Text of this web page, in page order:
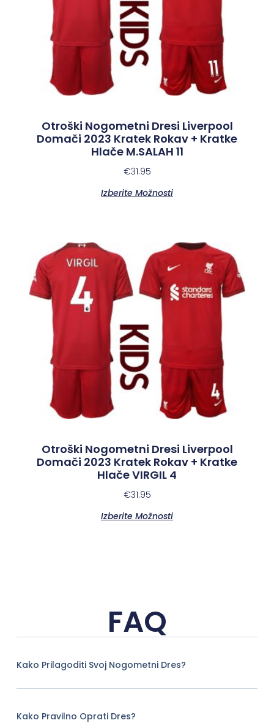
Otroški Nogometni Dresi Liverpool
Domači 2023 Kratek Rokav + Kratke
Hlače M.SALAH 11
€31.95
Izberite Možnosti
Otroški Nogometni Dresi Liverpool
Domači 2023 Kratek Rokav + Kratke
Hlače VIRGIL 4
€31.95
Izberite Možnosti
FAQ
Kako Prilagoditi Svoj Nogometni Dres?
Kako Pravilno Oprati Dres?